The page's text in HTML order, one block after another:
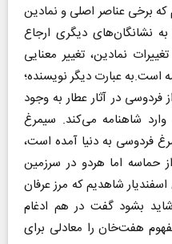
برخی عناصر اصلی و نمادین
به نشانگان‌های دیگری ارجاع
نمادین، تغییر معنایی
است.به عبارت دیگر نویسنده؛
۲۰۰ سال بعد از فردوسی در آثار عطار به وجود
وارد شاهنامه می‌کند. سیمرغ
فردوسی به دنیا آمده است،
حماسه اما هردو در سرزمین
شاهدیم که مرز عرفان
بشود گفت در هم ادغام
هفت‌خان را معادلی برای